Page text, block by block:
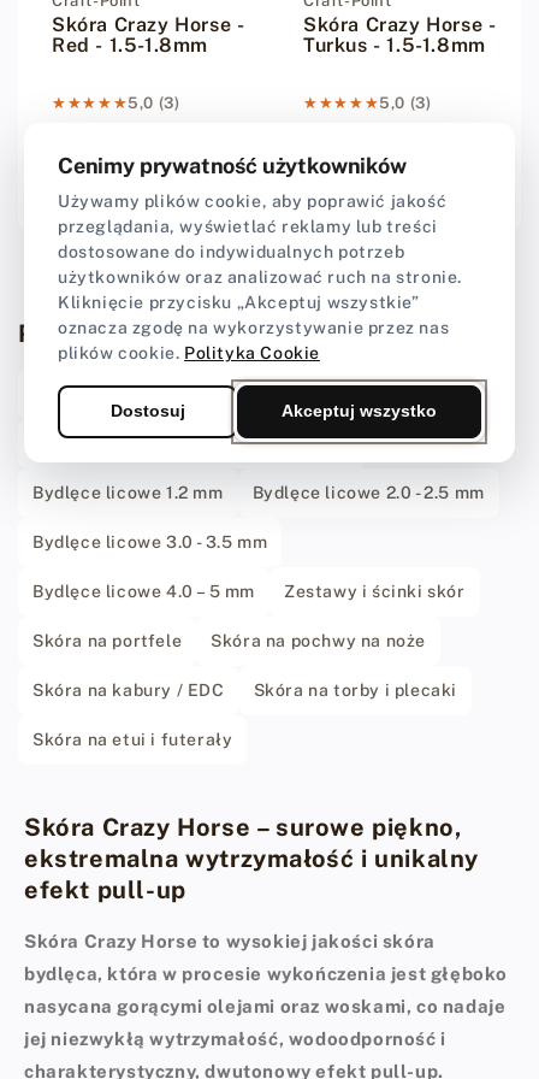
Skóra Crazy Horse -
Red - 1.5-1.8mm
★★★★★
★★★★★5,0 (3)
Cena regularna
Od 9,99 zł
Skóra Crazy Horse -
Turkus - 1.5-1.8mm
★★★★★
★★★★★5,0 (3)
Cena regularna
Od 9,99 zł
Powiązane kategorie
Skóra na paski do zegarków - bydlęce i egzotyczne
Skóry egzotyczne - skóra z krokodyla
Bydlęce licowe 1.2 mm Bydlęce licowe 2.0 - 2.5 mm
Bydlęce licowe 3.0 - 3.5 mm
Bydlęce licowe 4.0 – 5 mm Zestawy i ścinki skór
Skóra na portfele Skóra na pochwy na noże
Skóra na kabury / EDC Skóra na torby i plecaki
Skóra na etui i futerały
Skóra Crazy Horse – surowe piękno,
ekstremalna wytrzymałość i unikalny
efekt pull-up
Skóra Crazy Horse to wysokiej jakości skóra
bydlęca, która w procesie wykończenia jest głęboko
nasycana gorącymi olejami oraz woskami, co nadaje
jej niezwykłą wytrzymałość, wodoodporność i
charakterystyczny, dwutonowy efekt pull-up.
Cenimy prywatność użytkowników
Używamy plików cookie, aby poprawić jakość
przeglądania, wyświetlać reklamy lub treści
dostosowane do indywidualnych potrzeb
użytkowników oraz analizować ruch na stronie.
Kliknięcie przycisku „Akceptuj wszystkie”
oznacza zgodę na wykorzystywanie przez nas
plików cookie. Polityka Cookie
Dostosuj Akceptuj wszystko